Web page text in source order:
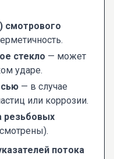
смотрового
стекло — может
ударе.
— в случае
или коррозии.
резьбовых
потока